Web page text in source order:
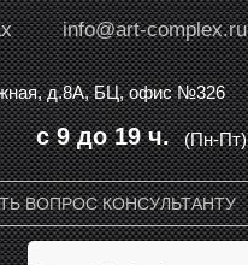
info@art-complex.ru
д.8А, БЦ, офис №326
(Пн-Пт)
с 9 до 19 ч.
ВОПРОС КОНСУЛЬТАНТУ